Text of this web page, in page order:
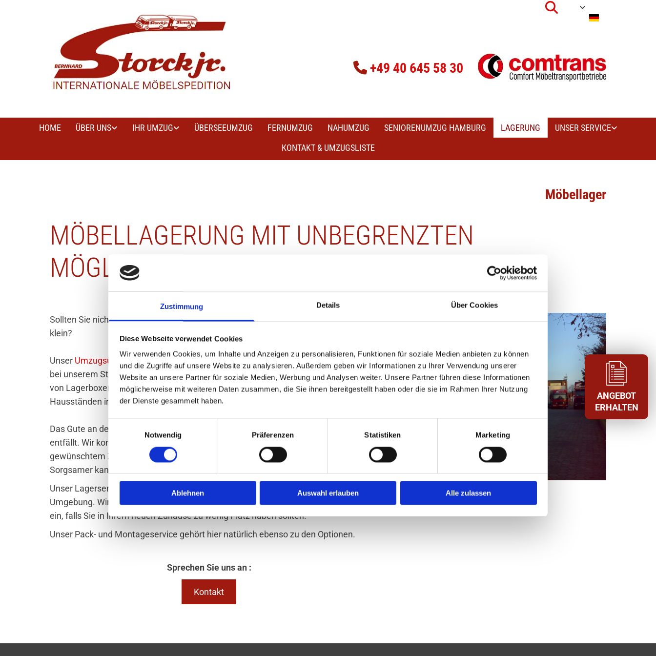
Zustimmung Details Über Cookies
Diese Webseite verwendet Cookies
Wir verwenden Cookies, um Inhalte und Anzeigen zu personalisieren, Funktionen für soziale Medien anbieten zu können
und die Zugriffe auf unsere Website zu analysieren. Außerdem geben wir Informationen zu Ihrer Verwendung unserer
Website an unsere Partner für soziale Medien, Werbung und Analysen weiter. Unsere Partner führen diese Informationen
möglicherweise mit weiteren Daten zusammen, die Sie ihnen bereitgestellt haben oder die sie im Rahmen Ihrer Nutzung
der Dienste gesammelt haben.
Notwendig
Präferenzen Statistiken Marketing
Ablehnen Auswahl erlauben Alle zulassen
 +49 40 645 58 30
HOME ÜBER UNS IHR UMZUG ÜBERSEEUMZUG FERNUMZUG NAHUMZUG SENIORENUMZUG HAMBURG LAGERUNG
UNSER SERVICE
KONTAKT & UMZUGSLISTE
Möbellager
MÖBELLAGERUNG MIT UNBEGRENZTEN
MÖGLICHKEITEN
Sollten Sie nicht rechtzeitig in Ihr neues Heim kommen, oder ist die Wohnung zu
klein?
Unser Umzugsunternehmen in Hamburg
bietet Ihnen auch eine Möbellagerung
bei unserem Standort in Hamburg an. Hier haben wir verschiedene Möglichkeiten
von Lagerboxen über Lagerwagen bis hin zu Lagerungen von ganzen
Hausständen in Wechselcontainern und Seecontainern in einer Halle.
Das Gute an der Lagerung in Container ist, dass ein Be- und Entladen am Lager
entfällt. Wir kommen zu Ihnen, verladen alles in einen Container und liefern zum
gewünschtem Zeitpunkt alles wieder bei Ihnen an.
Sorgsamer kann man mit Ihrem Hausstand nicht umgehen.
Unser Lagerservice eignet sich auch für
Seniorenumzüge in Hamburg
und
Umgebung. Wir lagern Ihre Möbel und Habseligkeiten in unseren Lagerräumen
ein, falls Sie in Ihrem neuen Zuhause zu wenig Platz haben sollten.
Unser Pack- und Montageservice gehört hier natürlich ebenso zu den Optionen.
Sprechen Sie uns an :
Kontakt
ANGEBOT
ERHALTEN